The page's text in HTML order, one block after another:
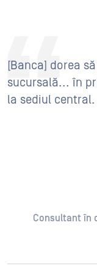
[Banca] dorea
sucursală... în
la sediul central.
Consultant în